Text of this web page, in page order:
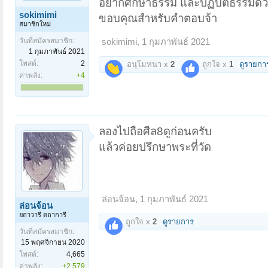
sokimimi
สมาชิกใหม่
วันที่สมัครสมาชิก:
1 กุมภาพันธ์ 2021
โพสต์:
2
ค่าพลัง:
+4
อยากศึกษาธรรม และปฏิบัติธรรมด้
ขอบคุณสำหรับคำตอบจ้า
sokimimi, 1 กุมภาพันธ์ 2021
อนุโมทนา x 2 ถูกใจ x 1 ดูรายกา
ล่อนจ้อน
ยถาวารี ตถาการี
วันที่สมัครสมาชิก:
15 พฤศจิกายน 2020
โพสต์:
4,665
ค่าพลัง:
+2,579
ลองไปถือศีล8ดูก่อนครับ
แล้วค่อยปรึกษาพระที่วัด
ล่อนจ้อน, 1 กุมภาพันธ์ 2021
ถูกใจ x 2 ดูรายการ